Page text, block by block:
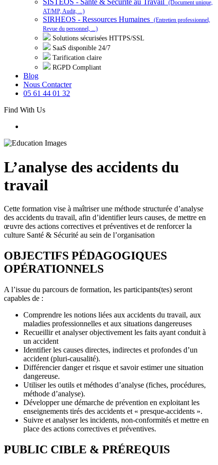
SISTEOS - Santé & Sécurité au Travail
(Document unique,
AT/MP, Audit, ...)
SIRHEOS - Ressources Humaines (Entretien professionnel,
Revue du personnel, ...)
Solutions sécurisées HTTPS/SSL
SaaS disponible 24/7
Tarification claire
RGPD Compliant
Blog
Nous Contacter
05 61 44 01 32
Find With Us
L’analyse des accidents du
travail
Cette formation vise à maîtriser une méthode structurée d’analyse
des accidents du travail, afin d’identifier leurs causes, de mettre en
œuvre des actions correctives et préventives et de renforcer la
culture Santé & Sécurité au sein de l’organisation
OBJECTIFS PÉDAGOGIQUES
OPÉRATIONNELS
A l’issue du parcours de formation, les participants(tes) seront
capables de :
Comprendre les notions liées aux accidents du travail, aux
maladies professionnelles et aux situations dangereuses
Recueillir et analyser objectivement les faits ayant conduit à
un accident
Identifier les causes directes, indirectes et profondes d’un
accident (pluri-causalité).
Différencier danger et risque et savoir estimer une situation
dangereuse.
Utiliser les outils et méthodes d’analyse (fiches, procédures,
méthode d’analyse).
Développer une démarche de prévention en exploitant les
enseignements tirés des accidents et « presque-accidents ».
Suivre et analyser les incidents, non-conformités et mettre en
place des actions correctives et préventives.
PUBLIC CIBLE & PRÉREQUIS